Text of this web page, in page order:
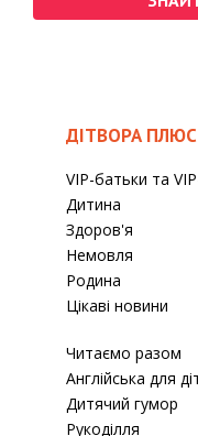
ДІТВОРА ПЛЮС
VIP-батьки та
Дитина
Здоров'я
Немовля
Родина
Цікаві новини
Читаємо разом
Англійська для
Дитячий гумор
Рукоділля